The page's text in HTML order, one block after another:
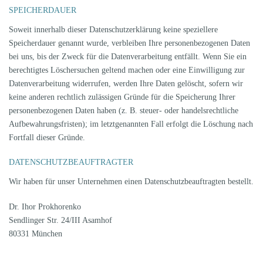
SPEICHERDAUER
Soweit innerhalb dieser Datenschutzerklärung keine speziellere
Speicherdauer genannt wurde, verbleiben Ihre personenbezogenen Daten
bei uns, bis der Zweck für die Datenverarbeitung entfällt. Wenn Sie ein
berechtigtes Löschersuchen geltend machen oder eine Einwilligung zur
Datenverarbeitung widerrufen, werden Ihre Daten gelöscht, sofern wir
keine anderen rechtlich zulässigen Gründe für die Speicherung Ihrer
personenbezogenen Daten haben (z. B. steuer- oder handelsrechtliche
Aufbewahrungsfristen); im letztgenannten Fall erfolgt die Löschung nach
Fortfall dieser Gründe.
DATENSCHUTZ­BEAUFTRAGTER
Wir haben für unser Unternehmen einen Datenschutzbeauftragten bestellt.
Dr. Ihor Prokhorenko
Sendlinger Str. 24/III Asamhof
80331 München